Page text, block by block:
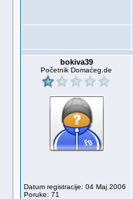
bokiva39
Početnik Domaćeg.de
Datum registracije: 04 Maj 2006
Poruke: 71